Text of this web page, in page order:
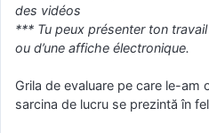
des vidéos
*** Tu peux présenter ton
ou d’une affiche électronique.
Grila de evaluare pe care le-
sarcina de lucru se prezintă în